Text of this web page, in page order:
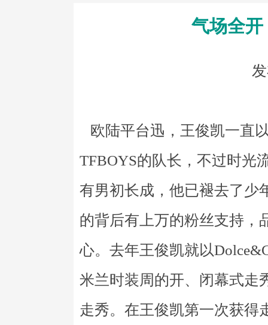
气场全
欧陆平台迅，王俊凯一直
TFBOYS的队长，不过时光
有男初长成，他已褪去了少
的背后有上万的粉丝支持，
心。去年王俊凯就以
米兰时装周的开、闭幕式走
走秀。在王俊凯第一次获得